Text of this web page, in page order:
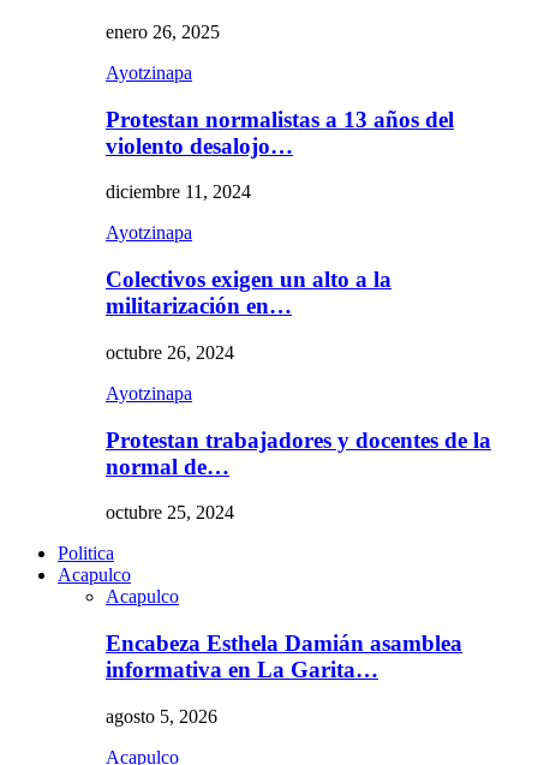
enero 26, 2025
Ayotzinapa
Protestan normalistas a 13 años del
violento desalojo…
diciembre 11, 2024
Ayotzinapa
Colectivos exigen un alto a la
militarización en…
octubre 26, 2024
Ayotzinapa
Protestan trabajadores y docentes de la
normal de…
octubre 25, 2024
Politica
Acapulco
Acapulco
Encabeza Esthela Damián asamblea
informativa en La Garita…
agosto 5, 2026
Acapulco